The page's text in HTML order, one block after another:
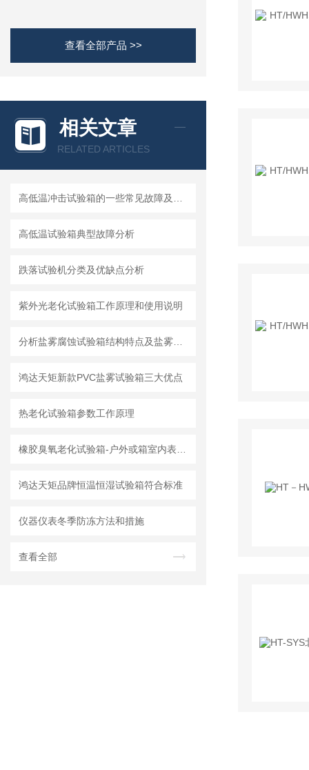
查看全部产品 >>
相关文章
RELATED ARTICLES
高低温试验箱典型故障分析
跌落试验机分类及优缺点分析
紫外光老化试验箱工作原理和使用说明
鸿达天矩新款PVC盐雾试验箱三大优点
热老化试验箱参数工作原理
鸿达天矩品牌恒温恒湿试验箱符合标准
仪器仪表冬季防冻方法和措施
查看全部